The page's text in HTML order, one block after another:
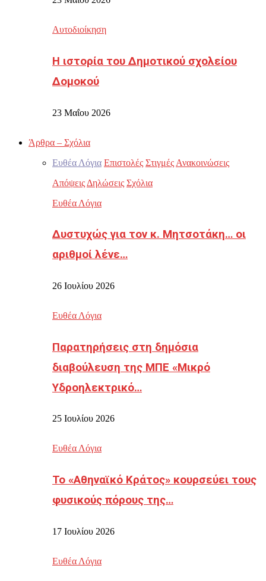
Αυτοδιοίκηση
Η ιστορία του Δημοτικού σχολείου
Δομοκού
23 Μαΐου 2026
Άρθρα – Σχόλια
Ευθέα Λόγια Επιστολές Στιγμές Ανακοινώσεις
Απόψεις Δηλώσεις Σχόλια
Ευθέα Λόγια
Δυστυχώς για τον κ. Μητσοτάκη… οι
αριθμοί λένε…
26 Ιουλίου 2026
Ευθέα Λόγια
Παρατηρήσεις στη δημόσια
διαβούλευση της ΜΠΕ «Μικρό
Υδροηλεκτρικό…
25 Ιουλίου 2026
Ευθέα Λόγια
Το «Αθηναϊκό Κράτος» κουρσεύει τους
φυσικούς πόρους της…
17 Ιουλίου 2026
Ευθέα Λόγια